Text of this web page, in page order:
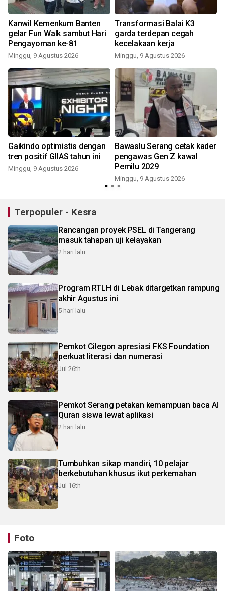
Kanwil Kemenkum Banten
gelar Fun Walk sambut Hari
Pengayoman ke-81
Minggu, 9 Agustus 2026
Transformasi Balai K3
garda terdepan cegah
kecelakaan kerja
Minggu, 9 Agustus 2026
Gaikindo optimistis dengan
tren positif GIIAS tahun ini
Minggu, 9 Agustus 2026
Bawaslu Serang cetak kader
pengawas Gen Z kawal
Pemilu 2029
Minggu, 9 Agustus 2026
Terpopuler - Kesra
Rancangan proyek PSEL di Tangerang
masuk tahapan uji kelayakan
2 hari lalu
Program RTLH di Lebak ditargetkan rampung
akhir Agustus ini
5 hari lalu
Pemkot Cilegon apresiasi FKS Foundation
perkuat literasi dan numerasi
Jul 26th
Pemkot Serang petakan kemampuan baca Al
Quran siswa lewat aplikasi
2 hari lalu
Tumbuhkan sikap mandiri, 10 pelajar
berkebutuhan khusus ikut perkemahan
Jul 16th
Foto